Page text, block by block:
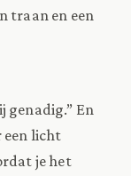
traan en een
genadig.” En
een licht
je het